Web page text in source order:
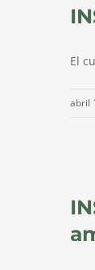
El
abril